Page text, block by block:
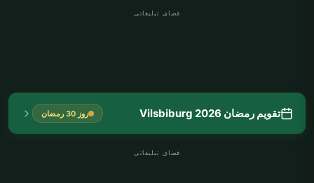
فضای تبلیغاتی
تقویم رمضان Vilsbiburg 2026 روز 30 رمضان
فضای تبلیغاتی